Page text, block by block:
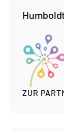
ZUR